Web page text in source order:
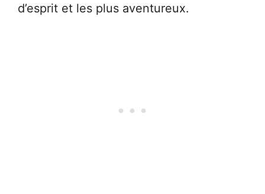
d’esprit et les plus aventureux.